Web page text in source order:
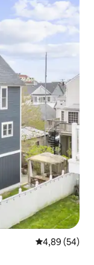
4,89 de uma
4,89 (54)